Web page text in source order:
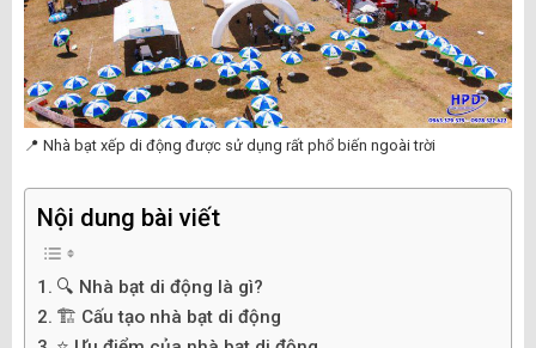
📍 Nhà bạt xếp di động được sử dụng rất phổ biến ngoài trời
Nội dung bài viết
🔍 Nhà bạt di động là gì?
🏗️ Cấu tạo nhà bạt di động